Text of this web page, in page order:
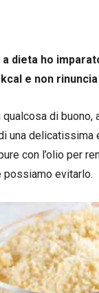
dieta ho
e non
di
una
con l’olio per
evitarlo.